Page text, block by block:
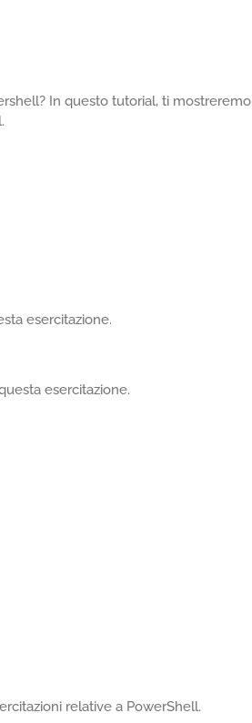
In questo tutorial, ti mostreremo
esercitazione.
esercitazione.
relative a PowerShell.